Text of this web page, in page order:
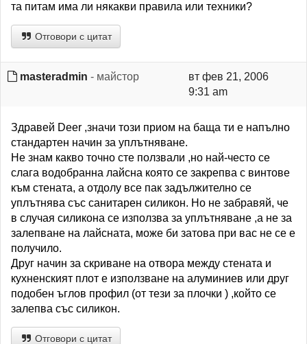
та питам има ли някакви правила или техники?
Отговори с цитат
masteradmin - майстор
вт фев 21, 2006
9:31 am
Здравей Deer ,значи този приом на баща ти е напълно
стандартен начин за уплътняване.
Не знам какво точно сте ползвали ,но най-често се
слага водобранна лайсна която се закрепва с винтове
към стената, а отдолу все пак задължително се
уплътнява със санитарен силикон. Но не забравяй, че
в случая силикона се използва за уплътняване ,а не за
залепване на лайсната, може би затова при вас не се е
получило.
Друг начин за скриване на отвора между стената и
кухненският плот е използване на алуминиев или друг
подобен ъглов профил (от тези за плочки ) ,който се
залепва със силикон.
Отговори с цитат